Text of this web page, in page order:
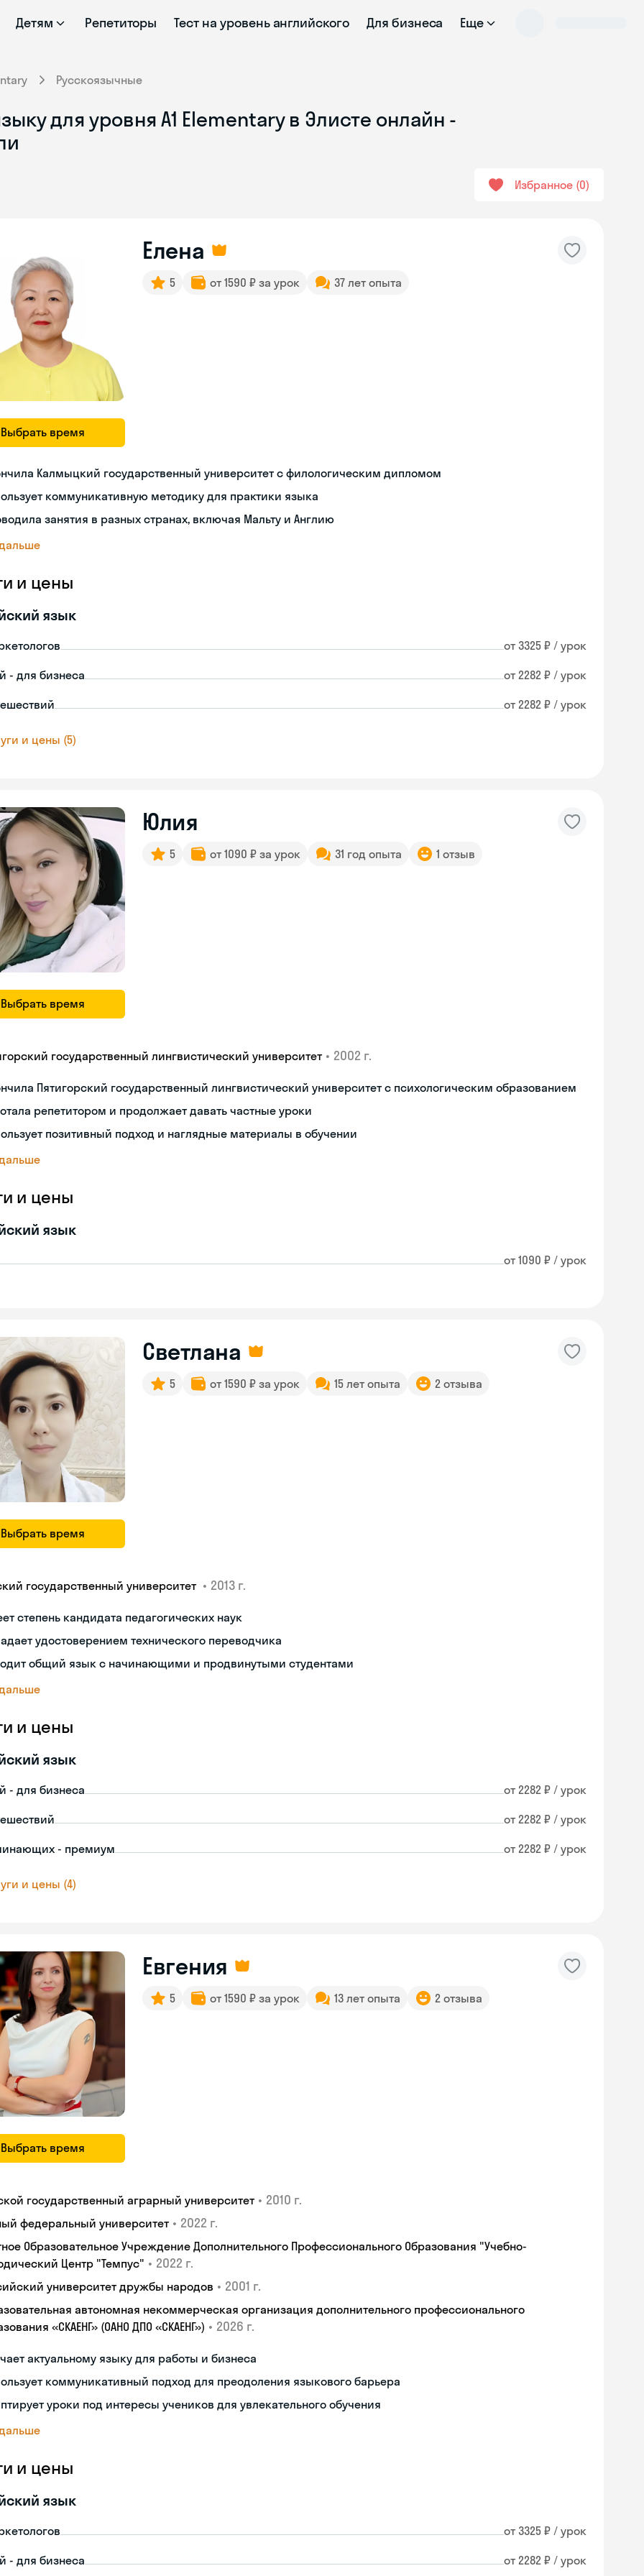
Детям Репетиторы Тест на уровень английского Для бизнеса Еще
Русскоязычные
для уровня A1 Elementary в Элисте онлайн -
Избранное 0
Выбрать время
Елена
5 от 1590 ₽ за урок 37 лет опыта
Калмыцкий государственный университет с филологическим дипломом
коммуникативную методику для практики языка
занятия в разных странах, включая Мальту и Англию
и цены
язык
от 3325 ₽ / урок
- для бизнеса от 2282 ₽ / урок
от 2282 ₽ / урок
и цены (5)
Выбрать время
Юлия
5 от 1090 ₽ за урок 31 год опыта 1 отзыв
государственный лингвистический университет • 2002 г.
Пятигорский государственный лингвистический университет с психологическим образованием
репетитором и продолжает давать частные уроки
позитивный подход и наглядные материалы в обучении
и цены
язык
от 1090 ₽ / урок
Выбрать время
Светлана
5 от 1590 ₽ за урок 15 лет опыта 2 отзыва
государственный университет • 2013 г.
степень кандидата педагогических наук
удостоверением технического переводчика
общий язык с начинающими и продвинутыми студентами
и цены
язык
- для бизнеса от 2282 ₽ / урок
от 2282 ₽ / урок
- премиум от 2282 ₽ / урок
и цены (4)
Выбрать время
Евгения
5 от 1590 ₽ за урок 13 лет опыта 2 отзыва
государственный аграрный университет • 2010 г.
федеральный университет • 2022 г.
Образовательное Учреждение Дополнительного Профессионального Образования "Учебно-
Центр "Темпус" • 2022 г.
университет дружбы народов • 2001 г.
автономная некоммерческая организация дополнительного профессионального
«СКАЕНГ» (ОАНО ДПО «СКАЕНГ») • 2026 г.
актуальному языку для работы и бизнеса
коммуникативный подход для преодоления языкового барьера
уроки под интересы учеников для увлекательного обучения
и цены
язык
от 3325 ₽ / урок
- для бизнеса от 2282 ₽ / урок
online